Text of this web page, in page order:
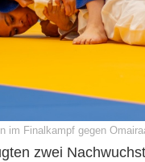
im Finalkampf gegen
zwei